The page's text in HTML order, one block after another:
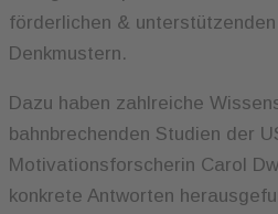
förderlichen &
Denkmustern.
Dazu haben zahlreiche
bahnbrechenden Studien der
Motivationsforscherin Carol
konkrete Antworten